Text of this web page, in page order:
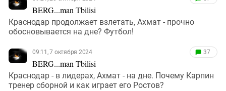
BERG...man Tbilisi
Краснодар продолжает взлетать, Ахмат - прочно
обосновывается на дне? Футбол!
09:11, 7 октября 2024
BERG...man Tbilisi
37
Краснодар - в лидерах, Ахмат - на дне. Почему Карпин
тренер сборной и как играет его Ростов?